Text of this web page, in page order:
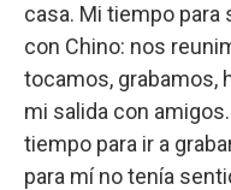
casa. Mi tiempo para
con Chino: nos
tocamos, grabamos,
mi salida con
tiempo para ir a
para mí no tenía